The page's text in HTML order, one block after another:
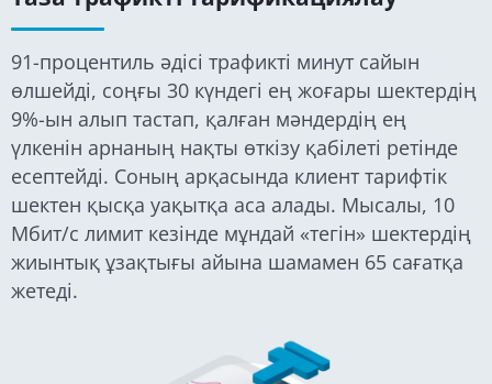
91-процентиль әдісі трафикті минут сайын
өлшейді, соңғы 30 күндегі ең жоғары шектердің
9%-ын алып тастап, қалған мәндердің ең
үлкенін арнаның нақты өткізу қабілеті ретінде
есептейді. Соның арқасында клиент тарифтік
шектен қысқа уақытқа аса алады. Мысалы, 10
Мбит/с лимит кезінде мұндай «тегін» шектердің
жиынтық ұзақтығы айына шамамен 65 сағатқа
жетеді.